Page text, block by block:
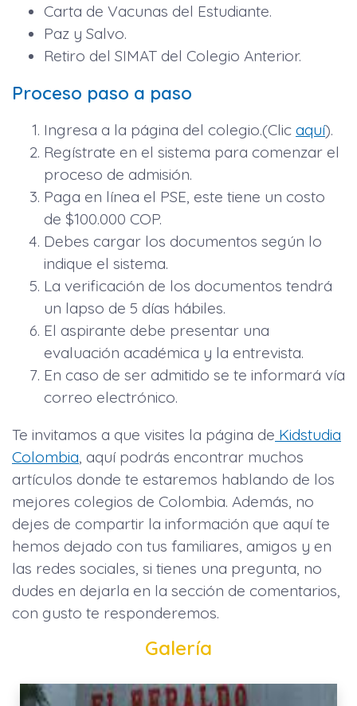
Carta de Vacunas del Estudiante.
Paz y Salvo.
Retiro del SIMAT del Colegio Anterior.
Proceso paso a paso
Ingresa a la página del colegio.(Clic aquí).
Regístrate en el sistema para comenzar el
proceso de admisión.
Paga en línea el PSE, este tiene un costo
de $100.000 COP.
Debes cargar los documentos según lo
indique el sistema.
La verificación de los documentos tendrá
un lapso de 5 días hábiles.
El aspirante debe presentar una
evaluación académica y la entrevista.
En caso de ser admitido se te informará vía
correo electrónico.
Te invitamos a que visites la página de Kidstudia
Colombia, aquí podrás encontrar muchos
artículos donde te estaremos hablando de los
mejores colegios de Colombia. Además, no
dejes de compartir la información que aquí te
hemos dejado con tus familiares, amigos y en
las redes sociales, si tienes una pregunta, no
dudes en dejarla en la sección de comentarios,
con gusto te responderemos.
Galería